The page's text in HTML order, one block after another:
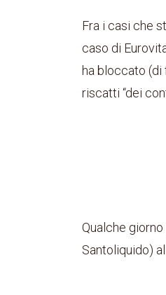
Fra i casi che
caso di
ha bloccato
riscatti “dei
Qualche
Santoliquido)